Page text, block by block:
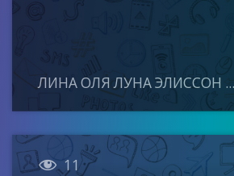
ЛИНА ОЛЯ ЛУНА ЭЛИССОН ...
 11